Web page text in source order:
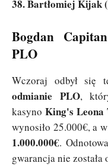
38. Bartłomiej Kijak
Bogdan
PLO
Wczoraj odbył się
odmianie PLO,
kasyno King's Leona
wynosiło 25.000€, a
1.000.000€.
gwarancja nie została